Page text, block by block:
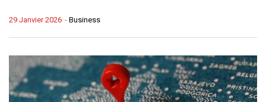
- Business
29 Janvier 2026